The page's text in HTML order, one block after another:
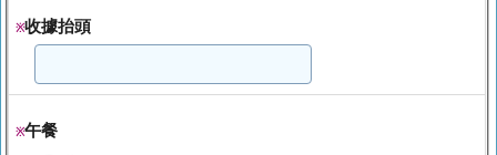
※收據抬頭
※午餐